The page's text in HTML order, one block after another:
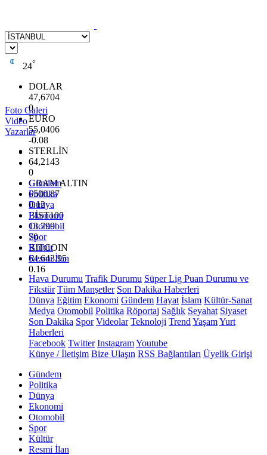
24°
DOLAR
47,6704
0
EURO
55,0406
-0.08
STERLİN
64,2143
0
GRAM ALTIN
6500.87
0.12
BİST100
13.799
70
BITCOIN
64.643,95
0.16
Foto Galeri
Video
Yazarlar
Gündem
Politika
Dünya
Ekonomi
Otomobil
Spor
Kültür
Resmi İlan
Hava Durumu Trafik Durumu Süper Lig Puan Durumu ve
Fikstür Tüm Manşetler Son Dakika Haberleri
Dünya Eğitim Ekonomi Gündem Hayat İslam Kültür-Sanat
Medya Otomobil Politika Röportaj Sağlık Seyahat Siyaset
Son Dakika Spor Videolar Teknoloji Trend YaşamYurt
Haberleri
Facebook Twitter InstagramYoutube
Künye / İletişim Bize Ulaşın RSS Bağlantıları Üyelik Girişi
Gündem
Politika
Dünya
Ekonomi
Otomobil
Spor
Kültür
Resmi İlan